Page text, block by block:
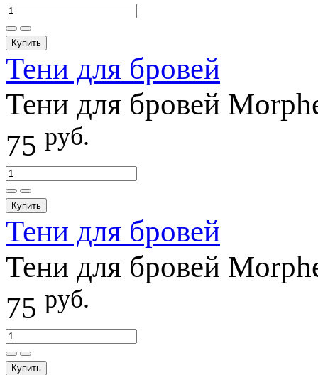
Купить
Тени для бровей
Тени для бровей
75 руб.
Купить
Тени для бровей
Тени для бровей
75 руб.
Купить